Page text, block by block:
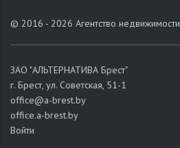
© 2016 - 2026 Агентство недвижимости
ЗАО "АЛЬТЕРНАТИВА Брест"
г. Брест, ул. Советская, 51-1
office@a-brest.by
office.a-brest.by
Войти